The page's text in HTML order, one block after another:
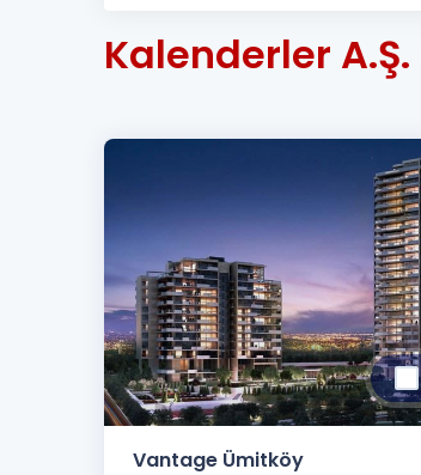
Kalenderler A.Ş.
Vantage Ümitköy